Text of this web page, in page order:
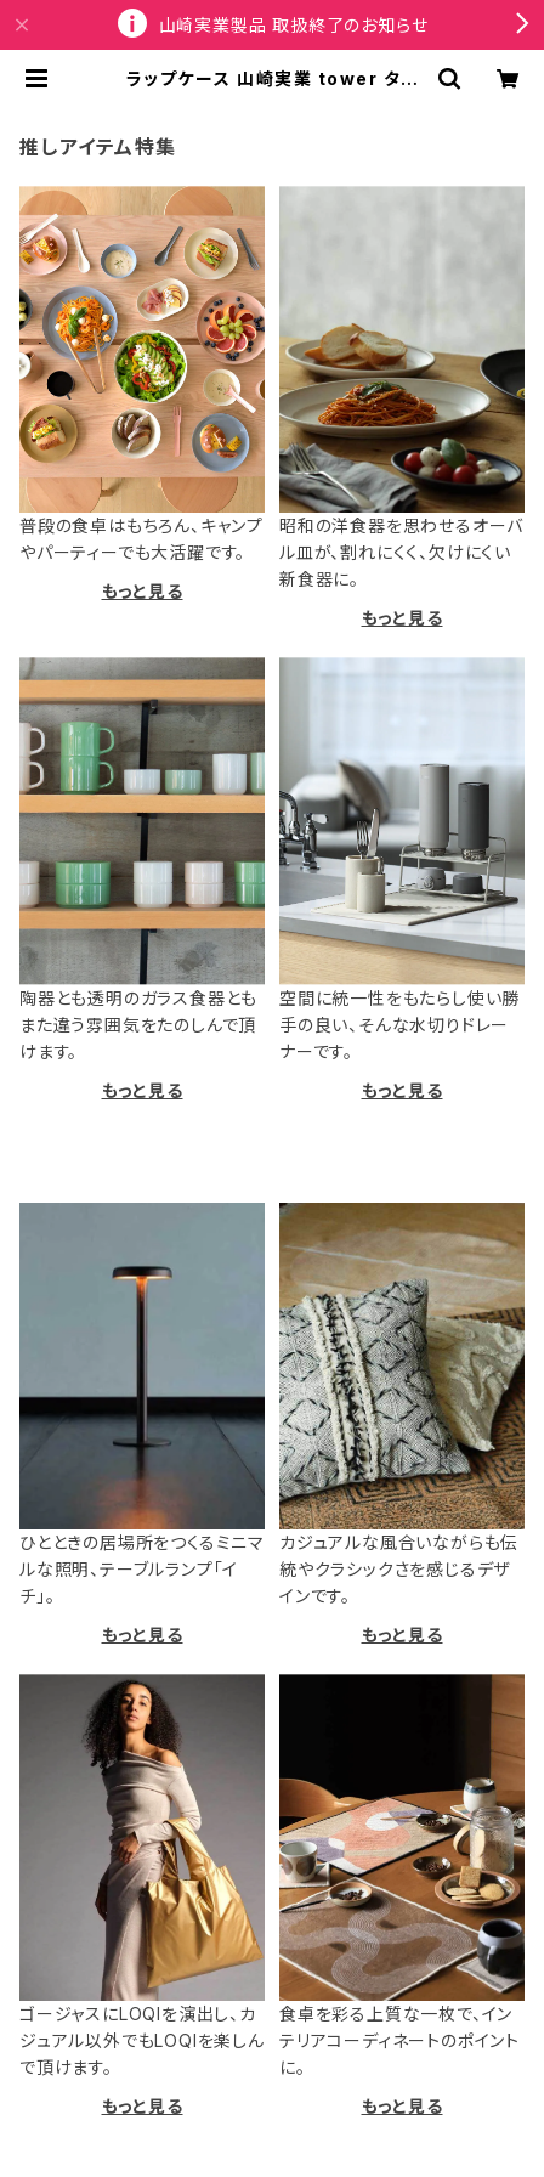
山崎実業製品 取扱終了のお知らせ
ラップケース 山崎実業 tower タワ
推しアイテム特集
普段の食卓はもちろん、キャンプ
やパーティーでも大活躍です。
もっと見る
昭和の洋食器を思わせるオーバ
ル皿が、割れにくく、欠けにくい
新食器に。
もっと見る
陶器とも透明のガラス食器とも
また違う雰囲気をたのしんで頂
けます。
もっと見る
空間に統一性をもたらし使い勝
手の良い、そんな水切りドレー
ナーです。
もっと見る
ひとときの居場所をつくるミニマ
ルな照明、テーブルランプ「イ
チ」。
もっと見る
カジュアルな風合いながらも伝
統やクラシックさを感じるデザ
インです。
もっと見る
ゴージャスにLOQIを演出し、カ
ジュアル以外でもLOQIを楽しん
で頂けます。
もっと見る
食卓を彩る上質な一枚で、イン
テリアコーディネートのポイント
に。
もっと見る